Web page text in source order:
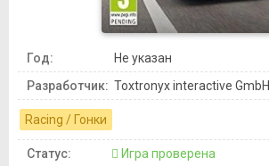
Год:
Не указан
Разработчик: Toxtronyx interactive GmbH
Racing / Гонки
Статус: Игра проверена